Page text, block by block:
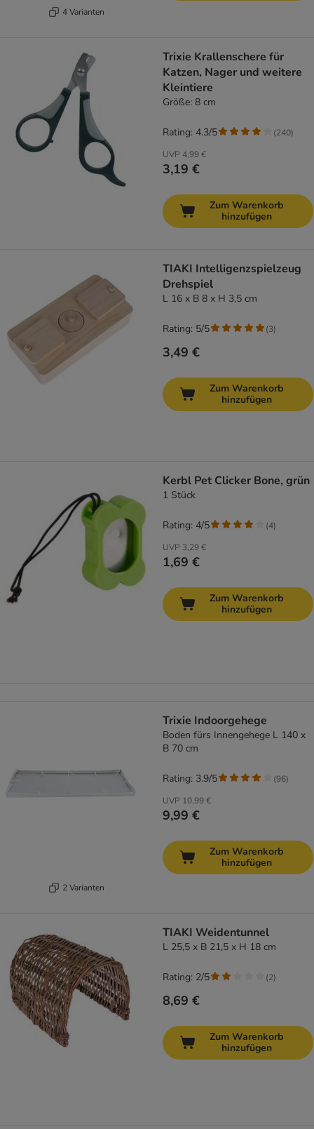
4 Varianten
Trixie Krallenschere für
Katzen, Nager und weitere
Kleintiere
Größe: 8 cm
UVP 4,99 €
3,19 €
Rating: 4.3/5 (240)
Zum Warenkorb
hinzufügen
TIAKI Intelligenzspielzeug
Drehspiel
L 16 x B 8 x H 3,5 cm
3,49 €
Rating: 5/5 (3)
Zum Warenkorb
hinzufügen
Kerbl Pet Clicker Bone, grün
1 Stück
UVP 3,29 €
1,69 €
Rating: 4/5 (4)
Zum Warenkorb
hinzufügen
2 Varianten
Trixie Indoorgehege
Boden fürs Innengehege L 140 x
B 70 cm
UVP 10,99 €
9,99 €
Rating: 3.9/5 (96)
Zum Warenkorb
hinzufügen
TIAKI Weidentunnel
L 25,5 x B 21,5 x H 18 cm
8,69 €
Rating: 2/5 (2)
Zum Warenkorb
hinzufügen